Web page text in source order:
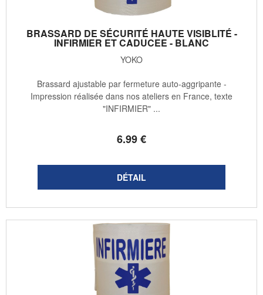
BRASSARD DE SÉCURITÉ HAUTE VISIBLITÉ -
INFIRMIER ET CADUCEE - BLANC
YOKO
6.99€
Brassard ajustable par fermeture auto-aggripante -
Impression réalisée dans nos ateliers en France, texte
"INFIRMIER" ...